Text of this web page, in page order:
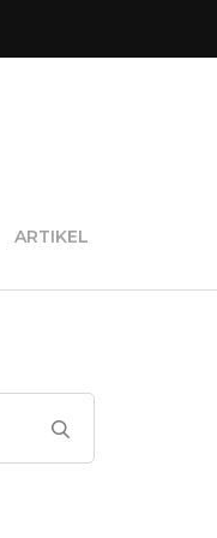
ARTIKEL